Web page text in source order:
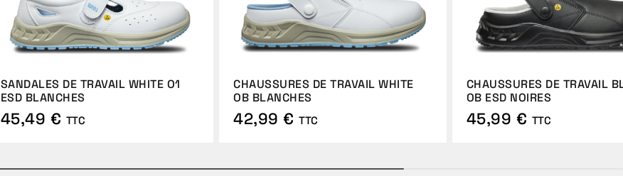
SANDALES DE TRAVAIL WHITE O1
ESD BLANCHES
45,49 € TTC
CHAUSSURES DE TRAVAIL WHITE
OB BLANCHES
42,99 € TTC
CHAUSSURES DE TRAVAIL
OB ESD NOIRES
45,99 € TTC